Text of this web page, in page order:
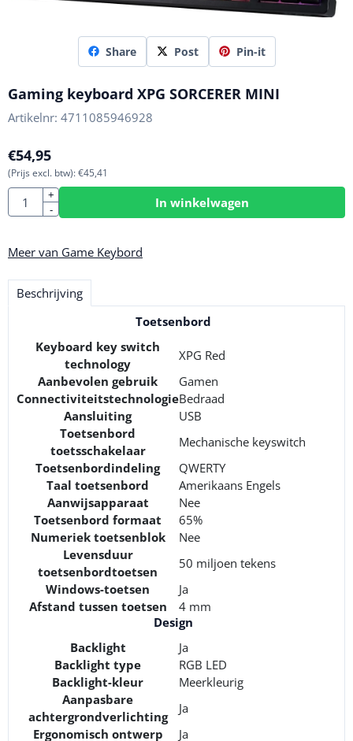
Share Post Pin-it
Gaming keyboard XPG SORCERER MINI
Artikelnr: 4711085946928
€54,95
(Prijs excl. btw):€45,41
Aantal
+
-
In winkelwagen
Meer van Game Keybord
Beschrijving
Toetsenbord
Keyboard key switch
technology
XPG Red
Aanbevolen gebruik
Gamen
ConnectiviteitstechnologieBedraad
Aansluiting
USB
Toetsenbord
toetsschakelaar
Mechanische keyswitch
Toetsenbordindeling
QWERTY
Taal toetsenbord
Amerikaans Engels
Aanwijsapparaat
Nee
Toetsenbord formaat
65%
Numeriek toetsenblok
Nee
Levensduur
toetsenbordtoetsen
50 miljoen tekens
Windows-toetsen
Ja
Afstand tussen toetsen
4 mm
Design
Backlight
Ja
Backlight type
RGB LED
Backlight-kleur
Meerkleurig
Aanpasbare
achtergrondverlichting
Ja
Ergonomisch ontwerp
Ja